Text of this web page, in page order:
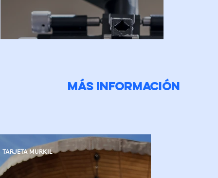
Más información
TARJETA MURKIL